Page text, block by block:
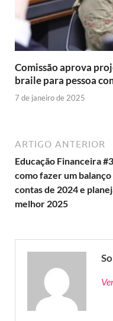
Comissão aprova
braile para pessoa
7 de janeiro de 2025
ARTIGO ANTERIOR
Educação Financeira
como fazer um balanço
contas de 2024 e
melhor 2025